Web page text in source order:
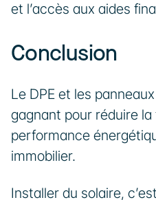
et l’accès aux aides
Conclusion
Le DPE et les
gagnant pour réduire
performance
immobilier.
Installer du solaire,